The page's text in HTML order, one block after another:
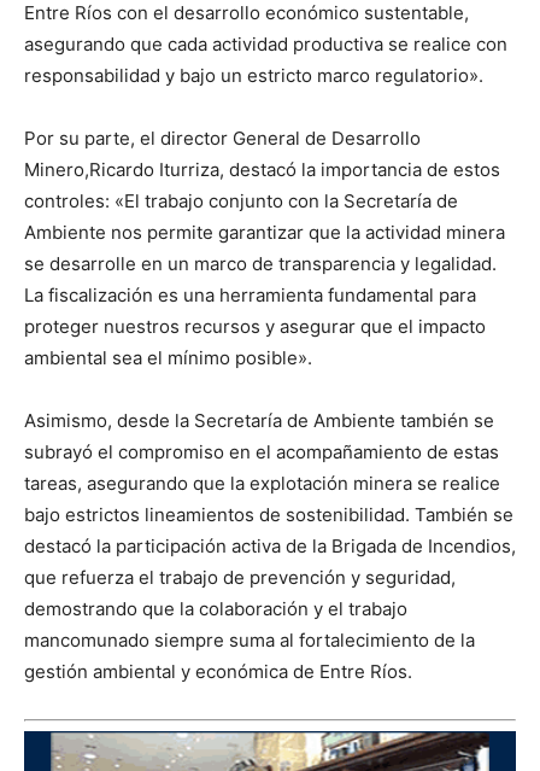
Entre Ríos con el desarrollo económico sustentable,
asegurando que cada actividad productiva se realice con
responsabilidad y bajo un estricto marco regulatorio».
Por su parte, el director General de Desarrollo
Minero,Ricardo Iturriza, destacó la importancia de estos
controles: «El trabajo conjunto con la Secretaría de
Ambiente nos permite garantizar que la actividad minera
se desarrolle en un marco de transparencia y legalidad.
La fiscalización es una herramienta fundamental para
proteger nuestros recursos y asegurar que el impacto
ambiental sea el mínimo posible».
Asimismo, desde la Secretaría de Ambiente también se
subrayó el compromiso en el acompañamiento de estas
tareas, asegurando que la explotación minera se realice
bajo estrictos lineamientos de sostenibilidad. También se
destacó la participación activa de la Brigada de Incendios,
que refuerza el trabajo de prevención y seguridad,
demostrando que la colaboración y el trabajo
mancomunado siempre suma al fortalecimiento de la
gestión ambiental y económica de Entre Ríos.